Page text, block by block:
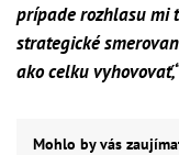
prípade rozhlasu mi
strategické
ako celku
Mohlo by vás